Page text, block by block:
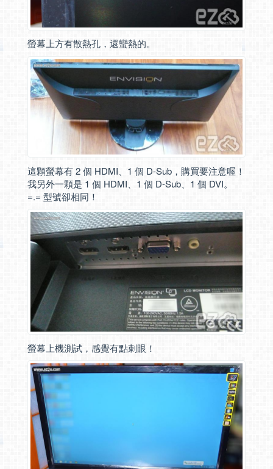
螢幕上方有散熱孔，還蠻熱的。
這顆螢幕有 2 個 HDMI、1 個 D-Sub，購買要注意喔！
我另外一顆是 1 個 HDMI、1 個 D-Sub、1 個 DVI。
=.= 型號卻相同！
螢幕上機測試，感覺有點刺眼！